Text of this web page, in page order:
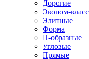
Дорогие
Эконом-класс
Элитные
Форма
П-образные
Угловые
Прямые